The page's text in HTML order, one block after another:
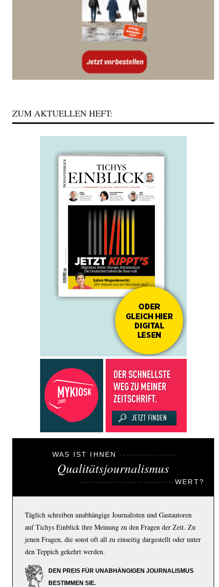
ZUM AKTUELLEN HEFT:
WAS IST IHNEN
Qualitätsjournalismus
WERT?
Täglich schreiben unabhängige Journalisten und Gastautoren
auf Tichys Einblick ihre Meinung zu den Fragen der Zeit. Zu
jenen Fragen, die sonst oft all zu einseitig dargestellt oder unter
den Teppich gekehrt werden.
DEN PREIS FÜR UNABHÄNGIGEN JOURNALISMUS
BESTIMMEN SIE.